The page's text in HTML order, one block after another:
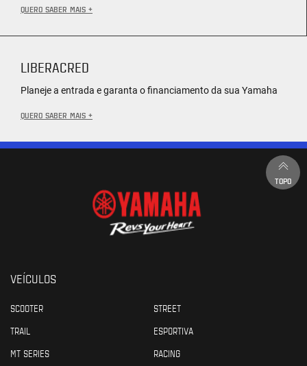
QUERO SABER MAIS +
LIBERACRED
Planeje a entrada e garanta o financiamento da sua Yamaha
QUERO SABER MAIS +
TOPO
VEÍCULOS
SCOOTER
STREET
TRAIL
ESPORTIVA
MT SERIES
RACING